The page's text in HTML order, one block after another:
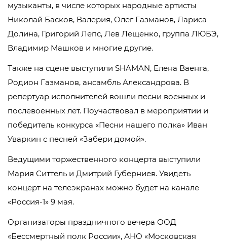
музыканты, в числе которых народные артисты
Николай Басков, Валерия, Олег Газманов, Лариса
Долина, Григорий Лепс, Лев Лещенко, группа ЛЮБЭ,
Владимир Машков и многие другие.
Также на сцене выступили SHAMAN, Елена Ваенга,
Родион Газманов, ансамбль Александрова. В
репертуар исполнителей вошли песни военных и
послевоенных лет. Поучаствовал в мероприятии и
победитель конкурса «Песни нашего полка» Иван
Уваркин с песней «Забери домой».
Ведущими торжественного концерта выступили
Мария Ситтель и Дмитрий Губерниев. Увидеть
концерт на телеэкранах можно будет на канале
«Россия-1» 9 мая.
Организаторы праздничного вечера ООД
«Бессмертный полк России», АНО «Московская